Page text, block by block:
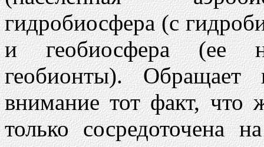
гидробиосфера (с
и геобиосфера (ее
геобионты). Обращает
внимание тот факт, что
только сосредоточена